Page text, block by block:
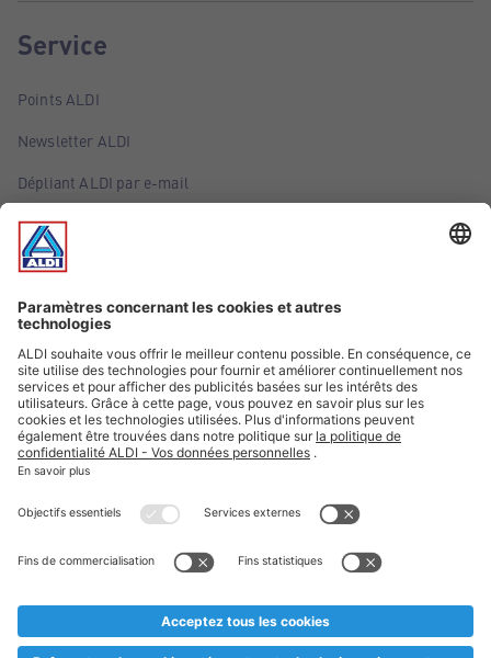
Service
Points ALDI
Newsletter ALDI
Dépliant ALDI par e-mail
Offres
Infos essentielles
Suivez ALDI Belgique
Textes marqués d'un astérisque et mentions légales
* Nous vendons ces articles temporairement et jusqu'à
au cas où, malgré le planning bien étudié, nous serions
prématurément en rupture de stock. Prix Recupel et TVA incl.
** Sur ce site, l’utilisation de la forme masculine a été adoptée